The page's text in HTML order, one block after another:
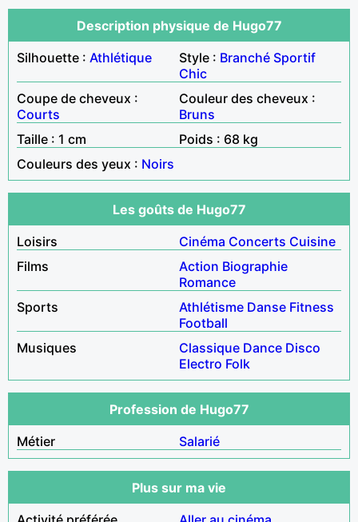
Description physique de Hugo77
Silhouette : Athlétique Style : Branché Sportif
Chic
Coupe de cheveux :
Courts
Couleur des cheveux :
Bruns
Taille : 1 cm
Poids : 68 kg
Couleurs des yeux : Noirs
Les goûts de Hugo77
Loisirs
Cinéma Concerts Cuisine
Films
Action Biographie
Romance
Sports
Athlétisme Danse Fitness
Football
Musiques
Classique Dance Disco
Electro Folk
Profession de Hugo77
Métier
Salarié
Plus sur ma vie